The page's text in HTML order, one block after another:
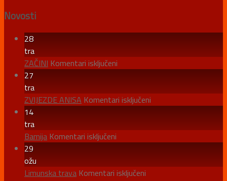
Novosti
28
tra
ZAČINI Komentari isključeni
27
tra
ZVIJEZDE ANISA Komentari isključeni
14
tra
Bamija Komentari isključeni
29
ožu
Limunska trava Komentari isključeni